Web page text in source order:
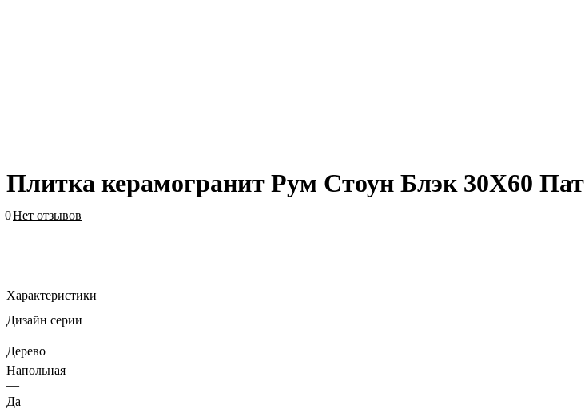
Плитка керамогранит Рум Стоун Блэк 30X60 Пат
0Нет отзывов
Характеристики
Дизайн серии
—
Дерево
Напольная
—
Да